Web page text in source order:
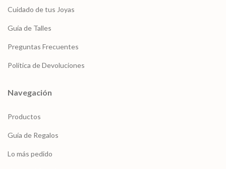
Cuidado de tus Joyas
Guía de Talles
Preguntas Frecuentes
Política de Devoluciones
Navegación
Productos
Guía de Regalos
Lo más pedido